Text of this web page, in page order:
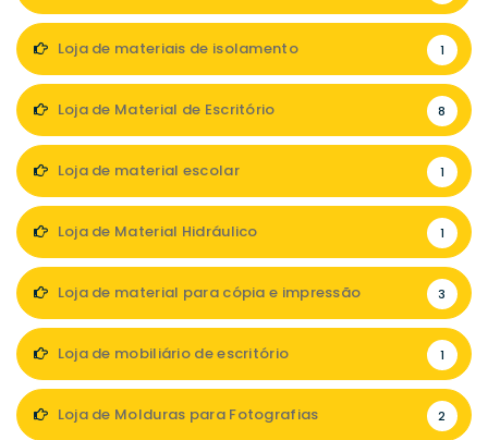
Loja de materiais de isolamento 1
Loja de Material de Escritório 8
Loja de material escolar 1
Loja de Material Hidráulico 1
Loja de material para cópia e impressão 3
Loja de mobiliário de escritório 1
Loja de Molduras para Fotografias 2